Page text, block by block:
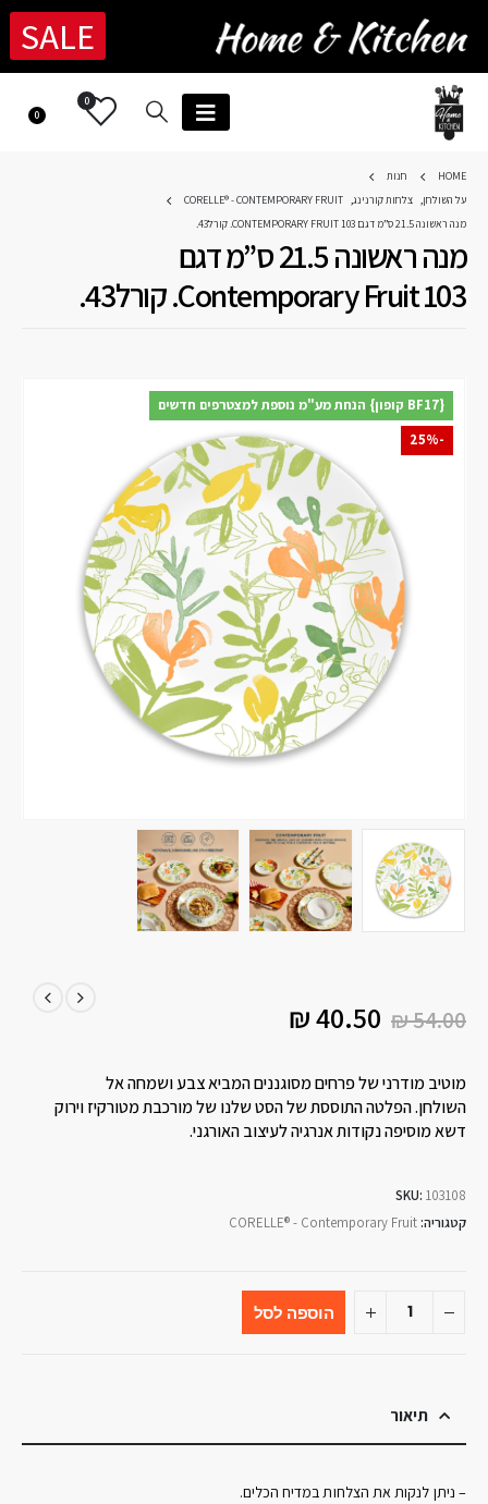
SALE
0
0
HOME
חנות
על השולחן, צלחות קורנינג,
CORELLE® - CONTEMPORARY FRUIT
מנה ראשונה 21.5 ס”מ דגם CONTEMPORARY FRUIT 103. קורל43.
מנה ראשונה 21.5 ס”מ דגם
Contemporary Fruit 103. קורל43.
₪54.00
₪40.50
מוטיב מודרני של פרחים מסוגננים המביא צבע ושמחה אל
השולחן. הפלטה התוססת של הסט שלנו של מורכבת מטורקיז וירוק
דשא מוסיפה נקודות אנרגיה לעיצוב האורגני.
SKU: 103108
קטגוריה:CORELLE® - Contemporary Fruit
הוספה לסל
{BF17 קופון} הנחת מע"מ נוספת למצטרפים חדשים
-25%
תיאור
– ניתן לנקות את הצלחות במדיח הכלים.